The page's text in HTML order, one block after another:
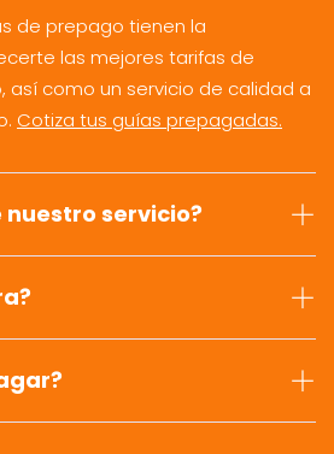
de prepago tienen la
las mejores tarifas de
así como un servicio de calidad a
Cotiza tus guías prepagadas.
nuestro servicio?